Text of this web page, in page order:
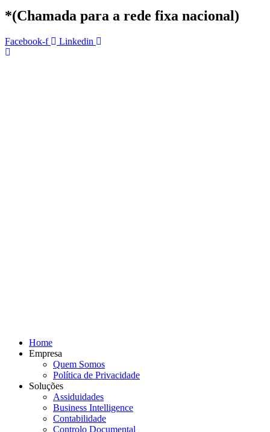
*(Chamada para a rede fixa nacional)
Facebook-f Linkedin
Home
Empresa
Quem Somos
Política de Privacidade
Soluções
Assiduidades
Business Intelligence
Contabilidade
Controlo Documental